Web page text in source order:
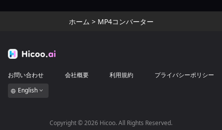
ホーム > MP4コンバーター
お問い合わせ 会社概要 利用規約
プライバシーポリシー
English
Copyright ©2026 Hicoo. All Rights Reserved.